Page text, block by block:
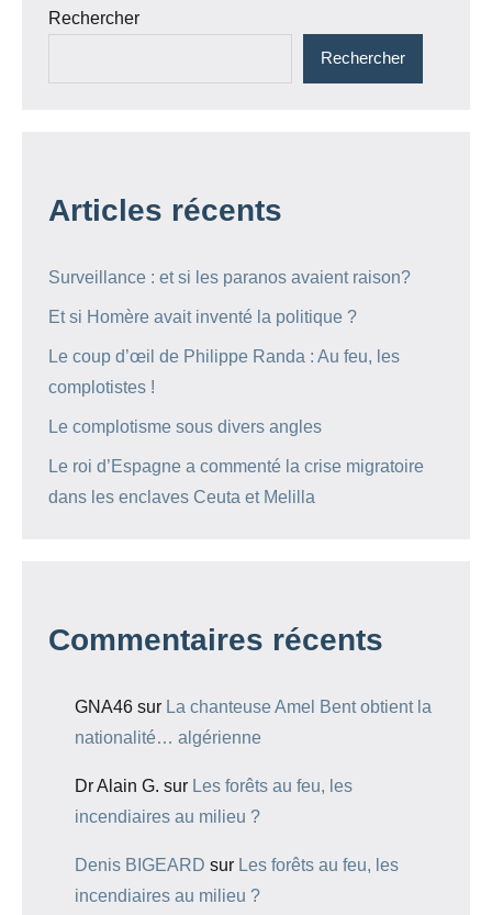
Rechercher
Rechercher
Articles récents
Surveillance : et si les paranos avaient raison?
Et si Homère avait inventé la politique ?
Le coup d’œil de Philippe Randa : Au feu, les
complotistes !
Le complotisme sous divers angles
Le roi d’Espagne a commenté la crise migratoire
dans les enclaves Ceuta et Melilla
Commentaires récents
GNA46 sur La chanteuse Amel Bent obtient la
nationalité… algérienne
Dr Alain G. sur Les forêts au feu, les
incendiaires au milieu ?
Denis BIGEARD sur Les forêts au feu, les
incendiaires au milieu ?